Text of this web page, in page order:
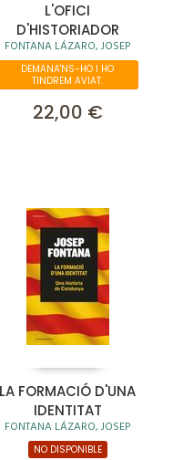
L'OFICI
D'HISTORIADOR
FONTANA LÁZARO, JOSEP
DEMANA'NS-HO I HO
TINDREM AVIAT.
22,00 €
LA FORMACIÓ D'UNA
IDENTITAT
FONTANA LÁZARO, JOSEP
NO DISPONIBLE